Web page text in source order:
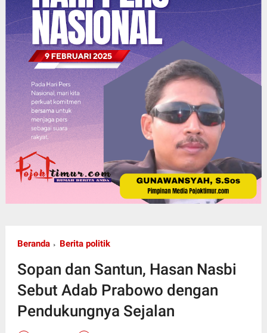
Beranda Berita politik
Sopan dan Santun, Hasan Nasbi
Sebut Adab Prabowo dengan
Pendukungnya Sejalan